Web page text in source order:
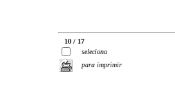
10 / 17
seleciona
para imprimir